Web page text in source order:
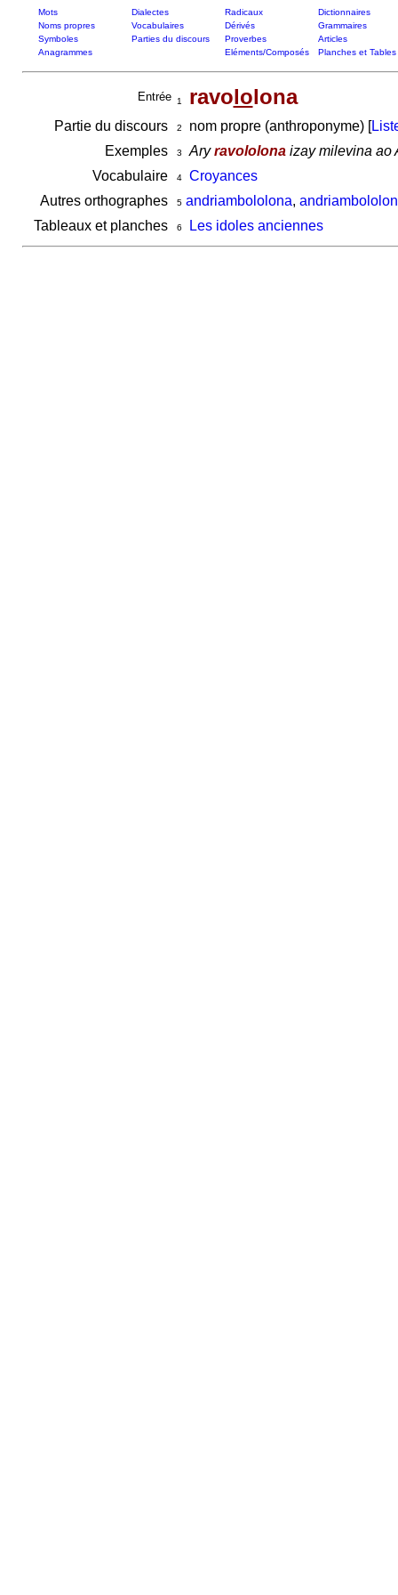
Mots Dialectes Radicaux
Dictionnaires
Noms propres
Vocabulaires Dérivés
Grammaires
Symboles
Parties du discours Proverbes
Articles
Anagrammes
Eléments/Composés Planches et Tables
Entrée 1 ravololona
Partie du discours 2 nom propre (anthroponyme) [
Exemples
3 Aryravololonaizay milevina ao
Vocabulaire
4
Croyances
Autres orthographes
5 andriambololona,
Tableaux et planches
6 Les idoles anciennes